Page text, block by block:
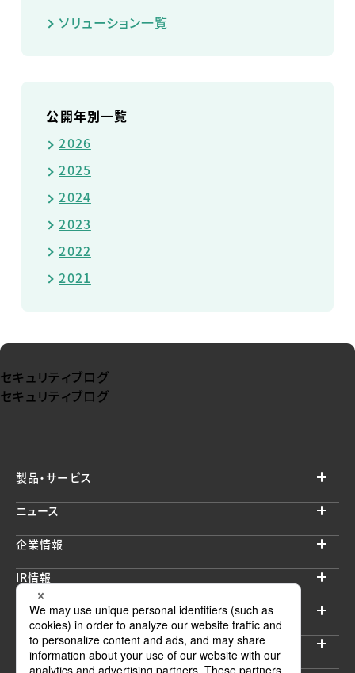
ソリューション一覧
公開年別一覧
2026
2025
2024
2023
2022
2021
セキュリティブログ
セキュリティブログ
製品・サービス
ニュース
企業情報
IR情報
サステナビリティ
採用情報